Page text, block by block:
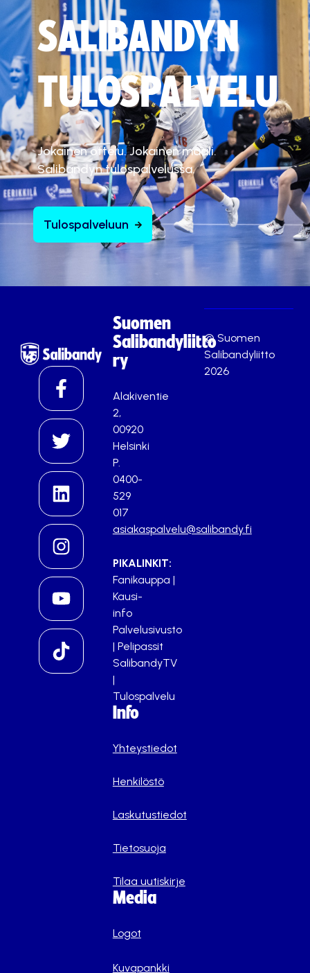
SALIBANDYN
TULOSPALVELU
Jokainen ottelu. Jokainen maali.
Salibandyn tulospalvelussa.
Tulospalveluun
Suomen
Salibandyliitto
ry
Alakiventie
2,
00920
Helsinki
P.
0400-
529
017
asiakaspalvelu@salibandy.fi
PIKALINKIT:
Fanikauppa |
Kausi-
info
Palvelusivusto
| Pelipassit
SalibandyTV
|
Tulospalvelu
Info
Yhteystiedot
Henkilöstö
Laskutustiedot
Tietosuoja
Tilaa uutiskirje
Media
Logot
Kuvapankki
© Suomen
Salibandyliitto
2026